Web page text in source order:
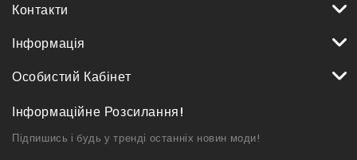
Контакти
Інформація
Особистий Кабінет
Інформаційне Розсилання!
Підпишись і будь у тренді останніх новин моди!